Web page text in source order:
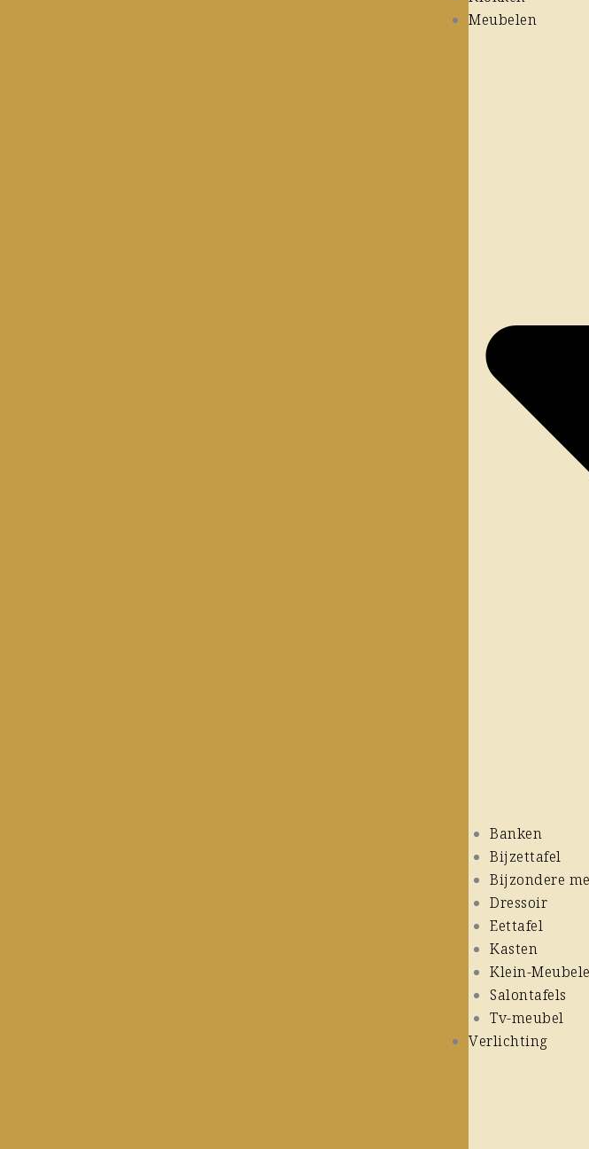
Meubelen
Banken
Bijzettafel
Bijzondere
Dressoir
Eettafel
Kasten
Klein-
Salontafels
Tv-meubel
Verlichting